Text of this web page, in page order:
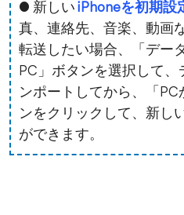
● 新しい iPhoneを初期設
真、連絡先、音楽、動画
転送したい場合、「デー
PC」ボタンを選択して、
ンポートしてから、「PC
ンをクリックして、新し
ができます。